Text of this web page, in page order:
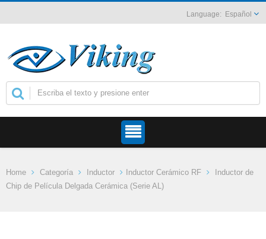
Español
Home Categoría Inductor Inductor Cerámico RF
Inductor de
Chip de Película Delgada Cerámica (Serie AL)